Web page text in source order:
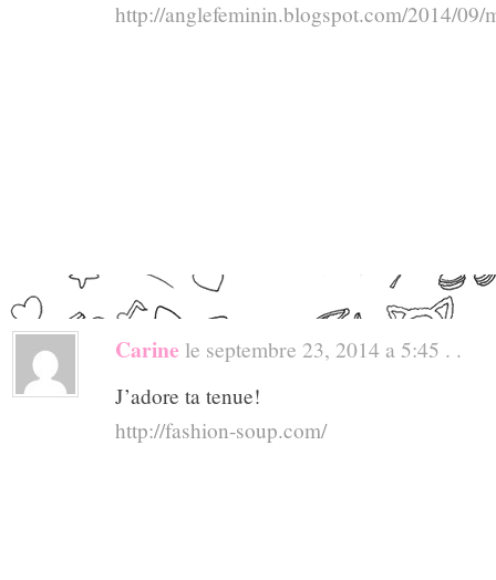
http://anglefeminin.blogspot.com/2014/09/
Carine le septembre 23, 2014 a 5:45 . .
J’adore ta tenue!
http://fashion-soup.com/